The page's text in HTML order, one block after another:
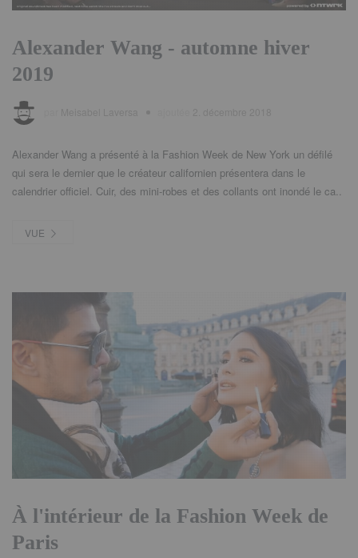
Alexander Wang - automne hiver
2019
Alexander Wang a présenté à la Fashion Week de New York un défilé
qui sera le dernier que le créateur californien présentera dans le
calendrier officiel. Cuir, des mini-robes et des collants ont inondé le ca..
VUE
À l'intérieur de la Fashion Week de
Paris